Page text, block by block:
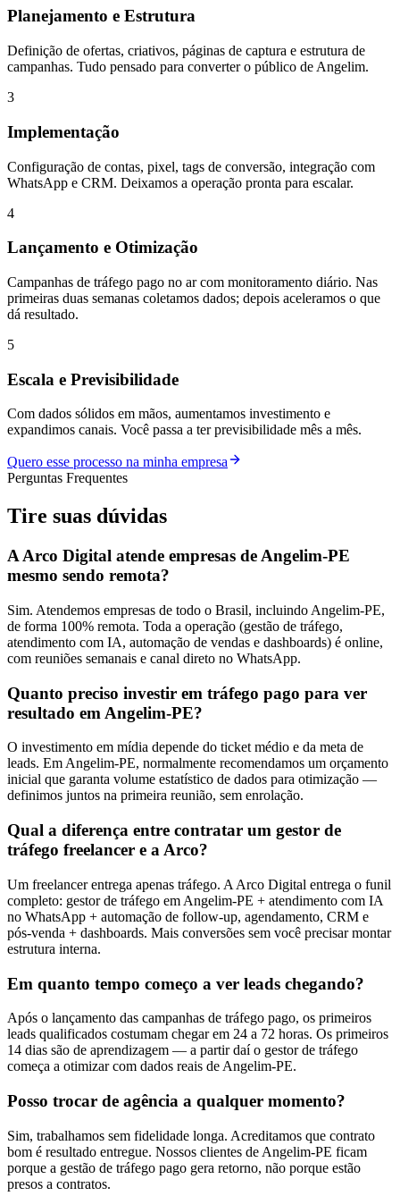
Planejamento e Estrutura
Definição de ofertas, criativos, páginas de captura e estrutura de
campanhas. Tudo pensado para converter o público de Angelim.
3
Implementação
Configuração de contas, pixel, tags de conversão, integração com
WhatsApp e CRM. Deixamos a operação pronta para escalar.
4
Lançamento e Otimização
Campanhas de tráfego pago no ar com monitoramento diário. Nas
primeiras duas semanas coletamos dados; depois aceleramos o que
dá resultado.
5
Escala e Previsibilidade
Com dados sólidos em mãos, aumentamos investimento e
expandimos canais. Você passa a ter previsibilidade mês a mês.
Quero esse processo na minha empresa
Perguntas Frequentes
Tire suas dúvidas
A Arco Digital atende empresas de Angelim-PE
mesmo sendo remota?
Sim. Atendemos empresas de todo o Brasil, incluindo Angelim-PE,
de forma 100% remota. Toda a operação (gestão de tráfego,
atendimento com IA, automação de vendas e dashboards) é online,
com reuniões semanais e canal direto no WhatsApp.
Quanto preciso investir em tráfego pago para ver
resultado em Angelim-PE?
O investimento em mídia depende do ticket médio e da meta de
leads. Em Angelim-PE, normalmente recomendamos um orçamento
inicial que garanta volume estatístico de dados para otimização —
definimos juntos na primeira reunião, sem enrolação.
Qual a diferença entre contratar um gestor de
tráfego freelancer e a Arco?
Um freelancer entrega apenas tráfego. A Arco Digital entrega o funil
completo: gestor de tráfego em Angelim-PE + atendimento com IA
no WhatsApp + automação de follow-up, agendamento, CRM e
pós-venda + dashboards. Mais conversões sem você precisar montar
estrutura interna.
Em quanto tempo começo a ver leads chegando?
Após o lançamento das campanhas de tráfego pago, os primeiros
leads qualificados costumam chegar em 24 a 72 horas. Os primeiros
14 dias são de aprendizagem — a partir daí o gestor de tráfego
começa a otimizar com dados reais de Angelim-PE.
Posso trocar de agência a qualquer momento?
Sim, trabalhamos sem fidelidade longa. Acreditamos que contrato
bom é resultado entregue. Nossos clientes de Angelim-PE ficam
porque a gestão de tráfego pago gera retorno, não porque estão
presos a contratos.